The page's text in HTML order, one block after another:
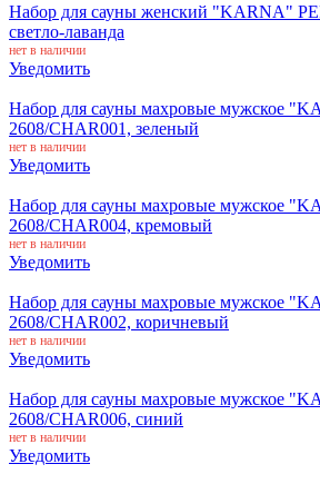
Набор для сауны женский "KARNA"
светло-лаванда
нет в наличии
Уведомить
Набор для сауны махровые мужское
2608/CHAR001, зеленый
нет в наличии
Уведомить
Набор для сауны махровые мужское
2608/CHAR004, кремовый
нет в наличии
Уведомить
Набор для сауны махровые мужское
2608/CHAR002, коричневый
нет в наличии
Уведомить
Набор для сауны махровые мужское
2608/CHAR006, синий
нет в наличии
Уведомить